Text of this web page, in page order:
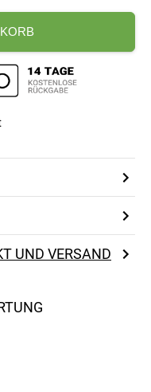
UND VERSAND